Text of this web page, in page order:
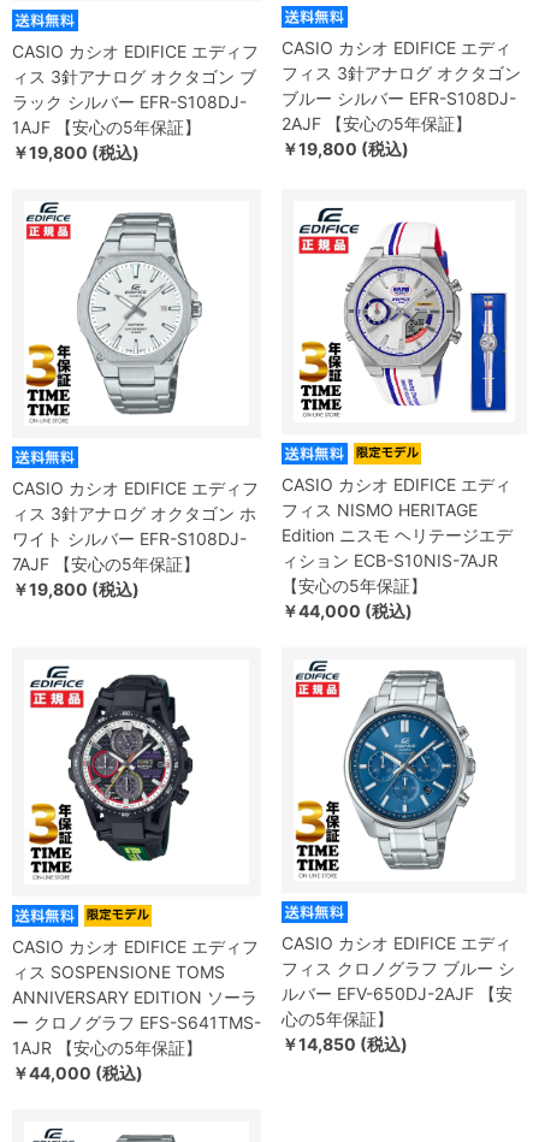
CASIO カシオ EDIFICE エディフ
ィス 3針アナログ オクタゴン ブ
ラック シルバー EFR-S108DJ-
1AJF 【安心の5年保証】
￥19,800 (税込)
CASIO カシオ EDIFICE エディ
フィス 3針アナログ オクタゴン
ブルー シルバー EFR-S108DJ-
2AJF 【安心の5年保証】
￥19,800 (税込)
CASIO カシオ EDIFICE エディフ
ィス 3針アナログ オクタゴン ホ
ワイト シルバー EFR-S108DJ-
7AJF 【安心の5年保証】
￥19,800 (税込)
CASIO カシオ EDIFICE エディ
フィス NISMO HERITAGE
Edition ニスモ ヘリテージエデ
ィション ECB-S10NIS-7AJR
【安心の5年保証】
￥44,000 (税込)
CASIO カシオ EDIFICE エディフ
ィス SOSPENSIONE TOMS
ANNIVERSARY EDITION ソーラ
ー クロノグラフ EFS-S641TMS-
1AJR 【安心の5年保証】
￥44,000 (税込)
CASIO カシオ EDIFICE エディ
フィス クロノグラフ ブルー シ
ルバー EFV-650DJ-2AJF 【安
心の5年保証】
￥14,850 (税込)